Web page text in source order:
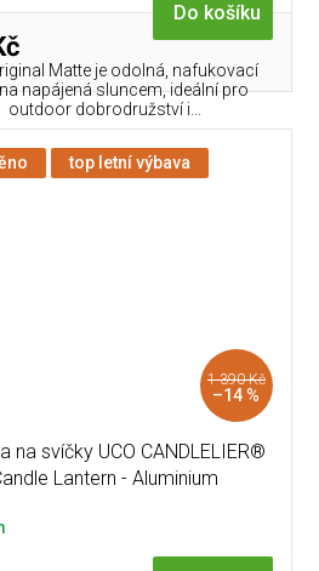
Do košíku
Matte je odolná, nafukovací
napájená sluncem, ideální pro
outdoor dobrodružství i...
top letní výbava
1 390 Kč
–14 %
na svíčky UCO CANDLELIER®
Lantern - Aluminium